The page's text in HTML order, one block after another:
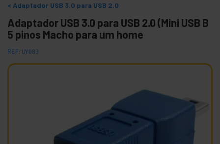
Adaptador USB 3.0 para USB 2.0
Adaptador USB 3.0 para USB 2.0 (Mini USB B
5 pinos Macho para um home
REF: UY083